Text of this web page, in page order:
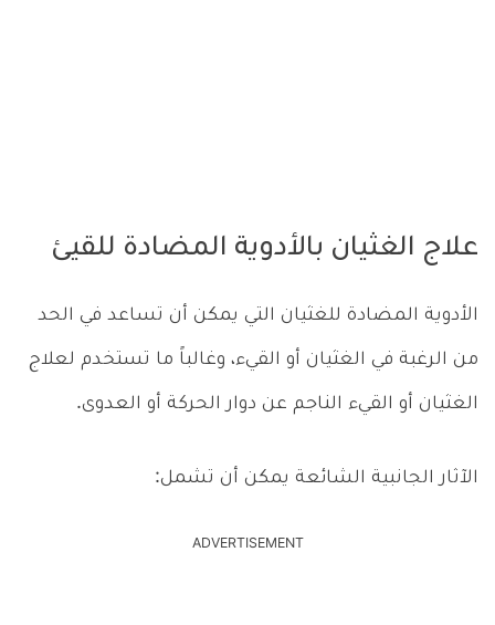
علاج الغثيان بالأدوية المضادة للقيئ
الأدوية المضادة للغثيان التي يمكن أن تساعد في الحد
من الرغبة في الغثيان أو القيء، وغالباً ما تستخدم لعلاج
الغثيان أو القيء الناجم عن دوار الحركة أو العدوى.
الآثار الجانبية الشائعة يمكن أن تشمل:
ADVERTISEMENT